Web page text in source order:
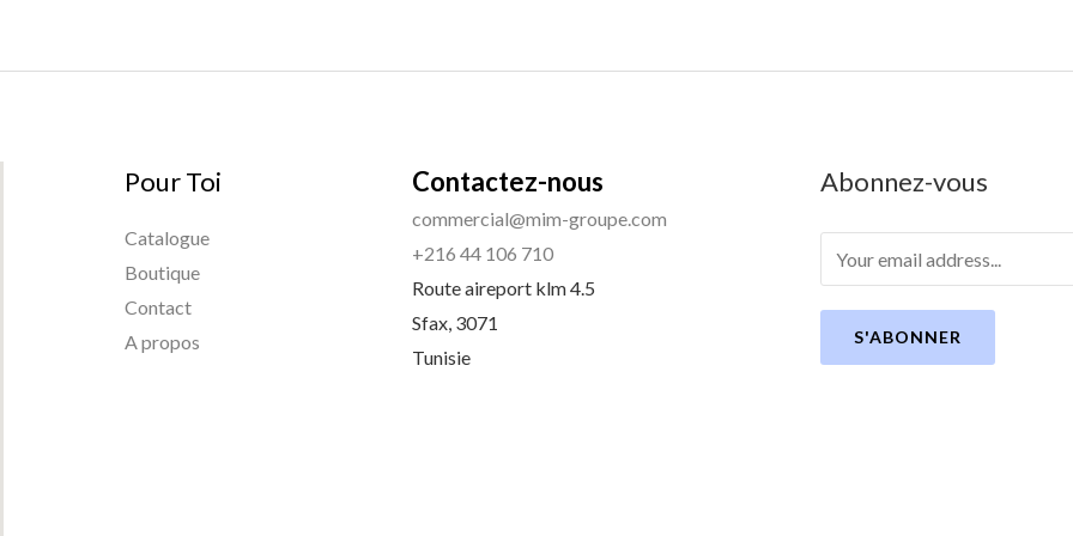
Pour Toi
Catalogue
Boutique
Contact
A propos
Contactez-nous
commercial@mim-groupe.com
+216 44 106 710
Route aireport klm 4.5
Sfax, 3071
Tunisie
Abonnez-vous
S'ABONNER